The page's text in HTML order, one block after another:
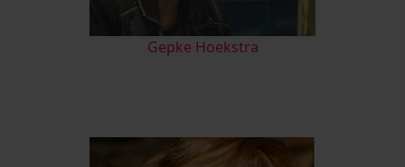
Gepke Hoekstra